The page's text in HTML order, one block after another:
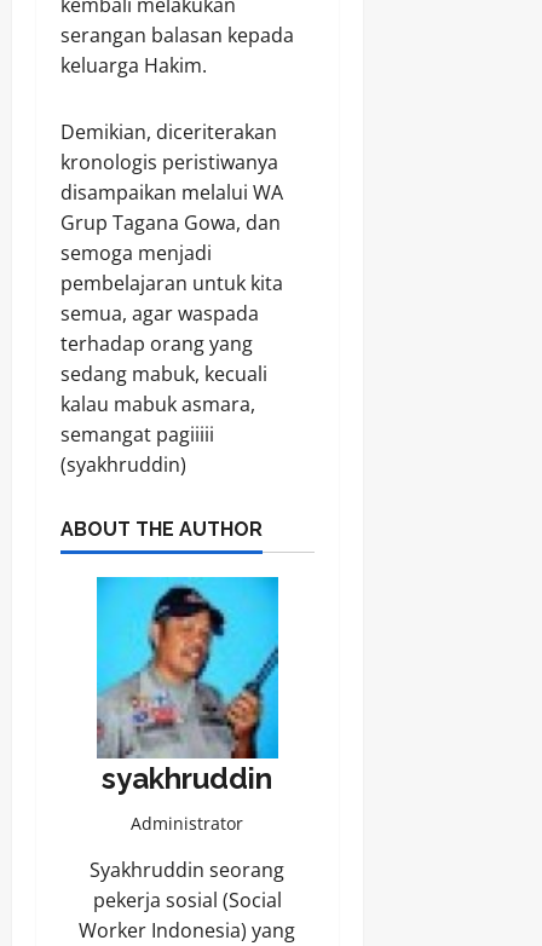
serangan balasan kepada
keluarga Hakim.
Demikian, diceriterakan
kronologis peristiwanya
disampaikan melalui WA
Grup Tagana Gowa, dan
semoga menjadi
pembelajaran untuk kita
semua, agar waspada
terhadap orang yang
sedang mabuk, kecuali
kalau mabuk asmara,
semangat pagiiiii
(syakhruddin)
ABOUT THE AUTHOR
syakhruddin
Administrator
Syakhruddin seorang
pekerja sosial (Social
Worker Indonesia) yang